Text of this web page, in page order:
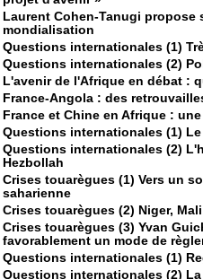
Laurent Cohen-Tanugi
mondialisation
Questions internationales (1)
Questions internationales (2)
L'avenir de l'Afrique en débat :
France-Angola : des
France et Chine en Afrique :
Questions internationales (1)
Questions internationales (2)
Hezbollah
Crises touarègues (1) Vers un
saharienne
Crises touarègues (2) Niger,
Crises touarègues (3) Yvan
favorablement un mode de
Questions internationales (1)
Questions internationales (2)